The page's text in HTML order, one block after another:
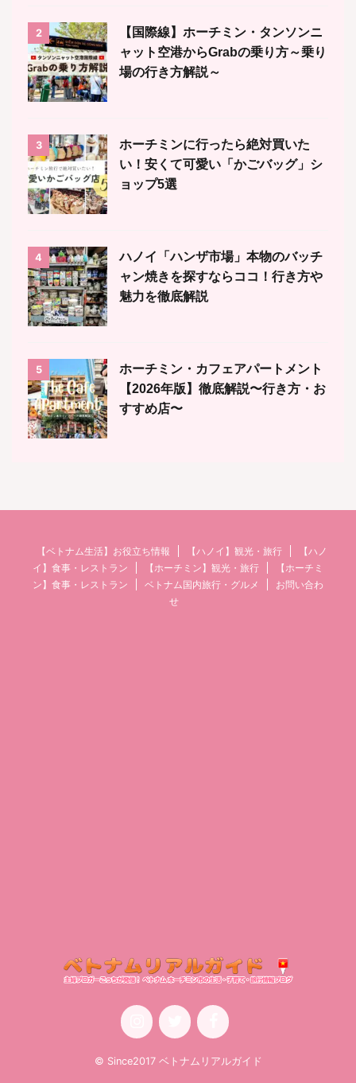
2
【国際線】ホーチミン・タンソンニ
ャット空港からGrabの乗り方～乗り
場の行き方解説～
3
ホーチミンに行ったら絶対買いた
い！安くて可愛い「かごバッグ」シ
ョップ5選
4
ハノイ「ハンザ市場」本物のバッチ
ャン焼きを探すならココ！行き方や
魅力を徹底解説
5
ホーチミン・カフェアパートメント
【2026年版】徹底解説〜行き方・お
すすめ店〜
【ベトナム生活】お役立ち情報 【ハノイ】観光・旅行
【ハノ
イ】食事・レストラン
【ホーチミン】観光・旅行
【ホーチミ
ン】食事・レストラン
ベトナム国内旅行・グルメ
お問い合わ
せ
© Since2017 ベトナムリアルガイド